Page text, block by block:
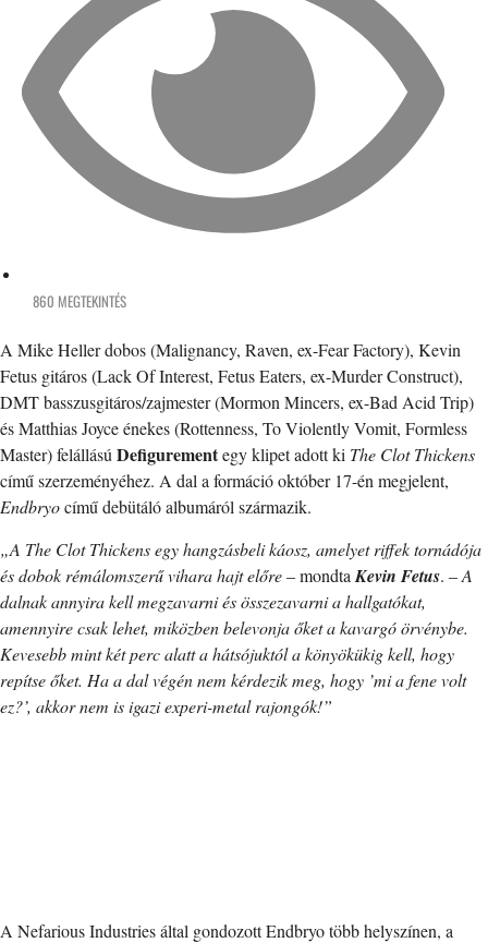
860 MEGTEKINTÉS
A Mike Heller dobos (Malignancy, Raven, ex-Fear Factory), Kevin
Fetus gitáros (Lack Of Interest, Fetus Eaters, ex-Murder Construct),
DMT basszusgitáros/zajmester (Mormon Mincers, ex-Bad Acid Trip)
és Matthias Joyce énekes (Rottenness, To Violently Vomit, Formless
Master) felállású Defigurementegy klipet adott ki The Clot Thickens
című szerzeményéhez. A dal a formáció október 17-én megjelent,
Endbryocímű debütáló albumáról származik.
„A The Clot Thickens egy hangzásbeli káosz, amelyet riffek tornádója
és dobok rémálomszerű vihara hajt előre– mondta Kevin Fetus. –A
dalnak annyira kell megzavarni és összezavarni a hallgatókat,
amennyire csak lehet, miközben belevonja őket a kavargó örvénybe.
Kevesebb mint két perc alatt a hátsójuktól a könyökükig kell, hogy
repítse őket. Ha a dal végén nem kérdezik meg, hogy ’mi a fene volt
ez?’, akkor nem is igazi experi-metal rajongók!”
A Nefarious Industries által gondozott Endbryo több helyszínen, a